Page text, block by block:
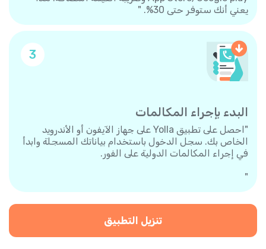
يعني أنك ستوفر حتى 30%. "
3
البدء بإجراء المكالمات
"احصل على تطبيق Yolla على جهاز الآيفون أو الأندرويد
الخاص بك. سجل الدخول باستخدام بياناتك المسجلة وابدأ
في إجراء المكالمات الدولية على الفور.
"
تنزيل التطبيق